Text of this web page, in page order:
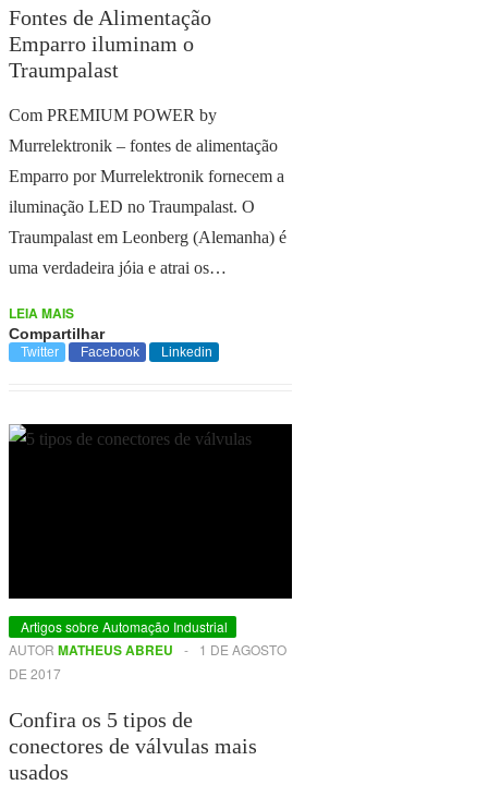
Fontes de Alimentação
Emparro iluminam o
Traumpalast
Com PREMIUM POWER by
Murrelektronik – fontes de alimentação
Emparro por Murrelektronik fornecem a
iluminação LED no Traumpalast. O
Traumpalast em Leonberg (Alemanha) é
uma verdadeira jóia e atrai os…
LEIA MAIS
Compartilhar
Twitter Facebook Linkedin
Artigos sobre Automação Industrial
AUTOR MATHEUS ABREU -
1 DE AGOSTO
DE 2017
Confira os 5 tipos de
conectores de válvulas mais
usados